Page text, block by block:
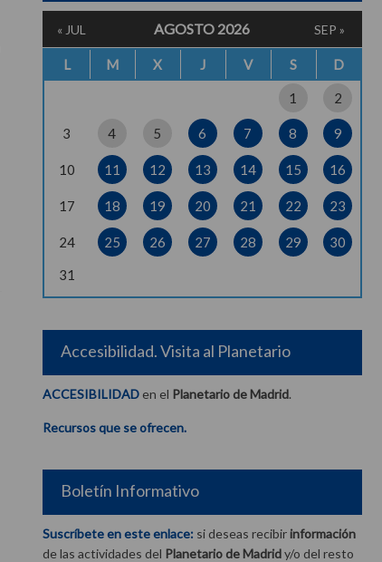
AGOSTO 2026
L M X J V S D
1 2
3 4 5 6 7 8 9
10 11 12 13 14 15 16
17 18 19 20 21 22 23
24 25 26 27 28 29
30
31
« JUL SEP »
Accesibilidad. Visita al Planetario
ACCESIBILIDAD en el Planetario de Madrid.
Recursos que se ofrecen.
Boletín Informativo
Suscríbete en este enlace: si deseas recibirinformación
de las actividades del Planetario de Madridy/o del resto